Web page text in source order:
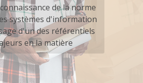
de la norme
systèmes d'information
d'un des référentiels
en la matière